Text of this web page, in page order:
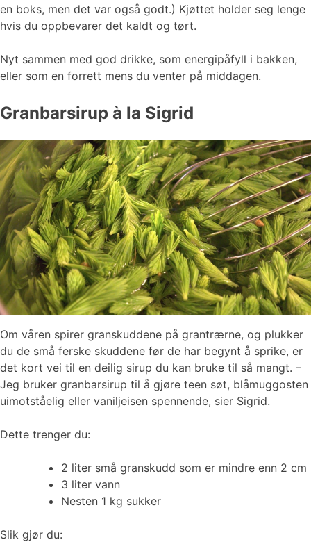
en boks, men det var også godt.) Kjøttet holder seg lenge
hvis du oppbevarer det kaldt og tørt.
Nyt sammen med god drikke, som energipåfyll i bakken,
eller som en forrett mens du venter på middagen.
Granbarsirup à la Sigrid
Om våren spirer granskuddene på grantrærne, og plukker
du de små ferske skuddene før de har begynt å sprike, er
det kort vei til en deilig sirup du kan bruke til så mangt. –
Jeg bruker granbarsirup til å gjøre teen søt, blåmuggosten
uimotståelig eller vaniljeisen spennende, sier Sigrid.
Dette trenger du:
2 liter små granskudd som er mindre enn 2 cm
3 liter vann
Nesten 1 kg sukker
Slik gjør du: